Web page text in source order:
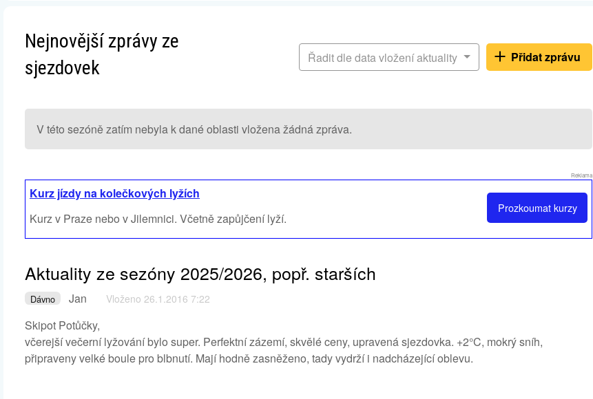
Nejnovější zprávy ze
sjezdovek
Řadit dle data vložení aktuality Přidat zprávu
V této sezóně zatím nebyla k dané oblasti vložena žádná zpráva.
Reklama
Prozkoumatkurzy
Kurz jízdy na kolečkových lyžích
Kurz v Praze nebo v Jilemnici. Včetně zapůjčení lyží.
Aktuality ze sezóny 2025/2026, popř. starších
Dávno Jan Vloženo 26.1.2016 7:22
Skipot Potůčky,
včerejší večerní lyžování bylo super. Perfektní zázemí, skvělé ceny, upravená sjezdovka. +2°C, mokrý sníh,
připraveny velké boule pro blbnutí. Mají hodně zasněženo, tady vydrží i nadcházející oblevu.